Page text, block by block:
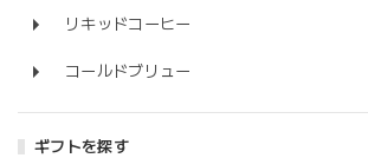
リキッドコーヒー
コールドブリュー
ギフトを探す